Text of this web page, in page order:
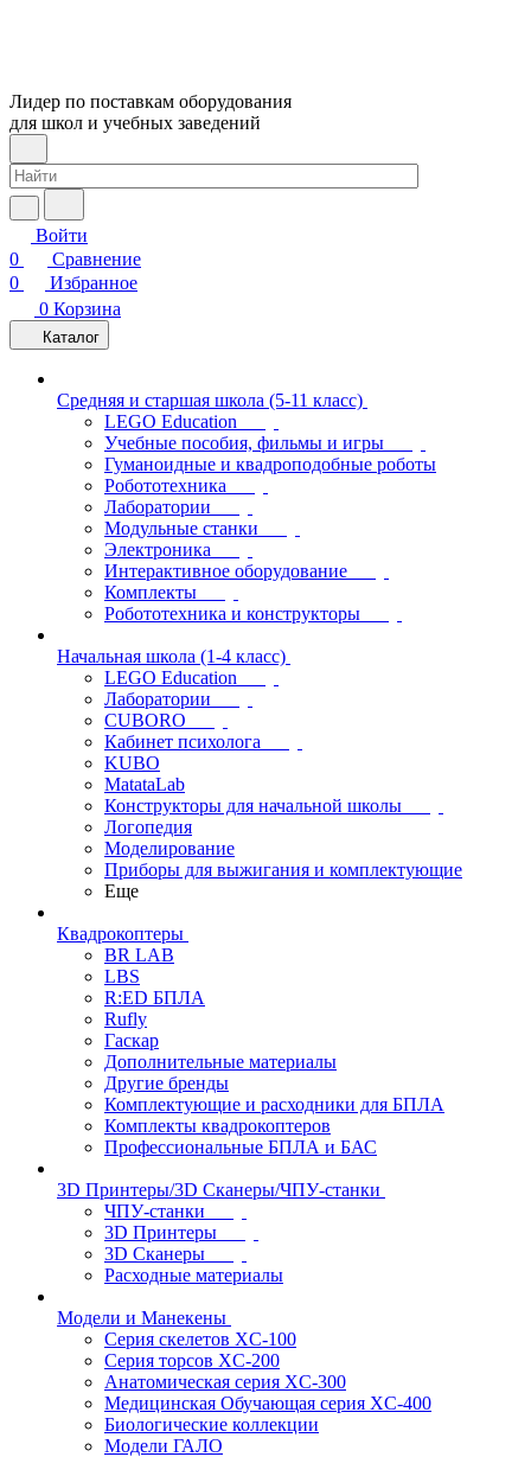
Лидер по поставкам оборудования
для школ и учебных заведений
Войти
0
Сравнение
0
Избранное
0 Корзина
Каталог
Средняя и старшая школа (5-11 класс)
LEGO Education
Учебные пособия, фильмы и игры
Гуманоидные и квадроподобные роботы
Робототехника
Лаборатории
Модульные станки
Электроника
Интерактивное оборудование
Комплекты
Робототехника и конструкторы
Начальная школа (1-4 класс)
LEGO Education
Лаборатории
CUBORO
Кабинет психолога
KUBO
MatataLab
Конструкторы для начальной школы
Логопедия
Моделирование
Приборы для выжигания и комплектующие
Еще
Квадрокоптеры
BR LAB
LBS
R:ED БПЛА
Rufly
Гаскар
Дополнительные материалы
Другие бренды
Комплектующие и расходники для БПЛА
Комплекты квадрокоптеров
Профессиональные БПЛА и БАС
3D Принтеры/3D Сканеры/ЧПУ-станки
ЧПУ-станки
3D Принтеры
3D Сканеры
Расходные материалы
Модели и Манекены
Серия скелетов XC-100
Серия торсов XC-200
Анатомическая серия XC-300
Медицинская Обучающая серия XC-400
Биологические коллекции
Модели ГАЛО